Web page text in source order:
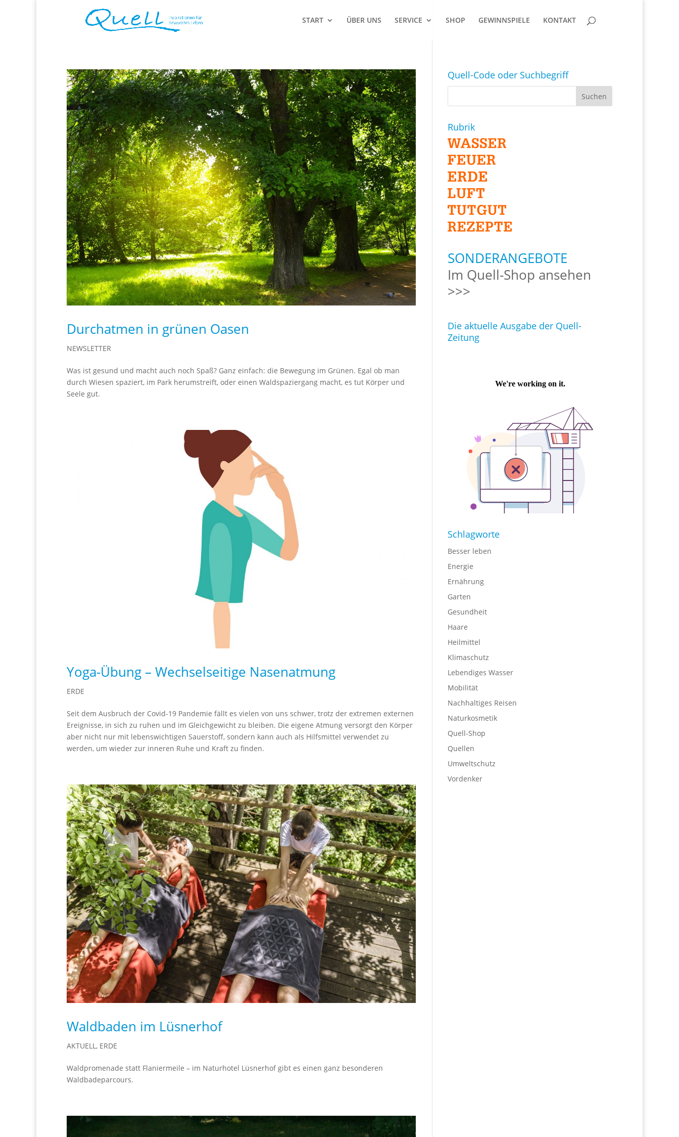
START ÜBER UNS SERVICE SHOP GEWINNSPIELE KONTAKT
Durchatmen in grünen Oasen
NEWSLETTER
Was ist gesund und macht auch noch Spaß? Ganz einfach: die Bewegung im Grünen. Egal ob man
durch Wiesen spaziert, im Park herumstreift, oder einen Waldspaziergang macht, es tut Körper und
Seele gut.
Yoga-Übung – Wechselseitige Nasenatmung
ERDE
Seit dem Ausbruch der Covid-19 Pandemie fällt es vielen von uns schwer, trotz der extremen externen
Ereignisse, in sich zu ruhen und im Gleichgewicht zu bleiben. Die eigene Atmung versorgt den Körper
aber nicht nur mit lebenswichtigen Sauerstoff, sondern kann auch als Hilfsmittel verwendet zu
werden, um wieder zur inneren Ruhe und Kraft zu finden.
Waldbaden im Lüsnerhof
AKTUELL , ERDE
Waldpromenade statt Flaniermeile – im Naturhotel Lüsnerhof gibt es einen ganz besonderen
Waldbadeparcours.
Quell-Code oder Suchbegriff
Rubrik
SONDERANGEBOTE
Im Quell-Shop ansehen
>>>
Die aktuelle Ausgabe der Quell-
Zeitung
Schlagworte
Besser leben
Energie
Ernährung
Garten
Gesundheit
Haare
Heilmittel
Klimaschutz
Lebendiges Wasser
Mobilität
Nachhaltiges Reisen
Naturkosmetik
Quell-Shop
Quellen
Umweltschutz
Vordenker